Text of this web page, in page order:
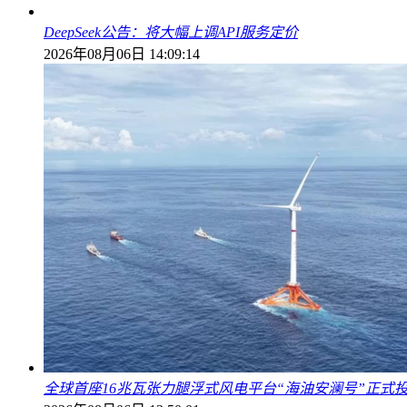
DeepSeek公告：将大幅上调API服务定价
2026年08月06日 14:09:14
全球首座16兆瓦张力腿浮式风电平台“海油安澜号”正式